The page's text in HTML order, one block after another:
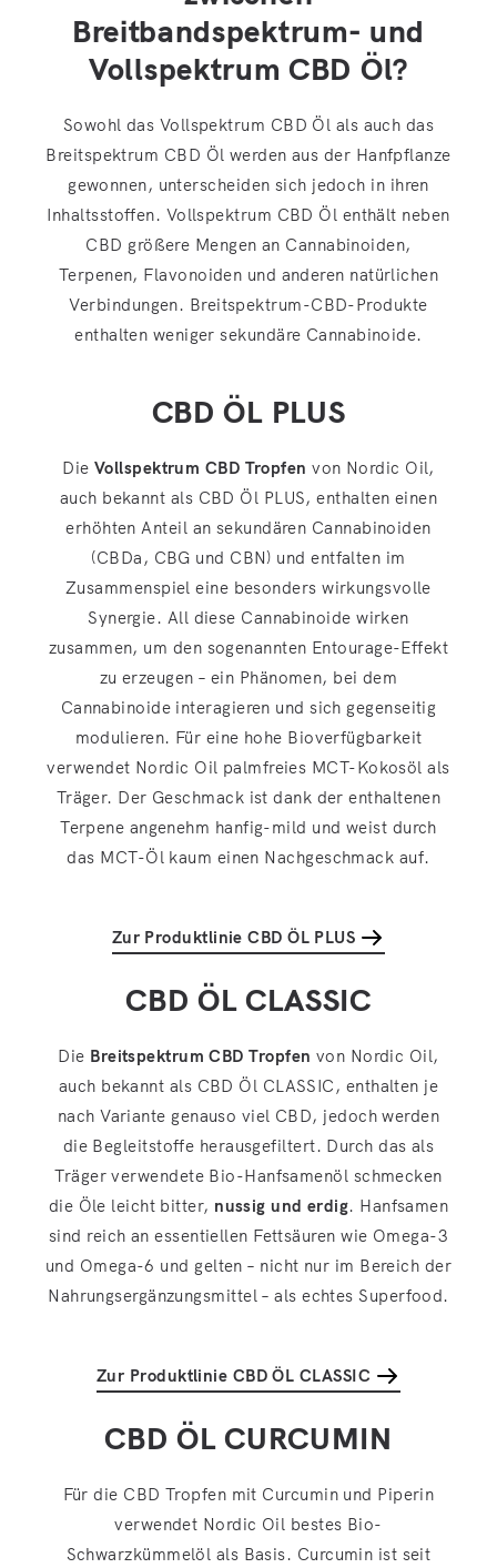
Breitbandspektrum- und
Vollspektrum CBD Öl?
Sowohl das Vollspektrum CBD Öl als auch das
Breitspektrum CBD Öl werden aus der Hanfpflanze
gewonnen, unterscheiden sich jedoch in ihren
Inhaltsstoffen. Vollspektrum CBD Öl enthält neben
CBD größere Mengen an Cannabinoiden,
Terpenen, Flavonoiden und anderen natürlichen
Verbindungen. Breitspektrum-CBD-Produkte
enthalten weniger sekundäre Cannabinoide.
CBD ÖL PLUS
Die Vollspektrum CBD Tropfen von Nordic Oil,
auch bekannt als CBD Öl PLUS, enthalten einen
erhöhten Anteil an sekundären Cannabinoiden
(CBDa, CBG und CBN) und entfalten im
Zusammenspiel eine besonders wirkungsvolle
Synergie. All diese Cannabinoide wirken
zusammen, um den sogenannten Entourage-Effekt
zu erzeugen – ein Phänomen, bei dem
Cannabinoide interagieren und sich gegenseitig
modulieren. Für eine hohe Bioverfügbarkeit
verwendet Nordic Oil palmfreies MCT-Kokosöl als
Träger. Der Geschmack ist dank der enthaltenen
Terpene angenehm hanfig-mild und weist durch
das MCT-Öl kaum einen Nachgeschmack auf.
Zur Produktlinie CBD ÖL PLUS
CBD ÖL CLASSIC
Die Breitspektrum CBD Tropfen von Nordic Oil,
auch bekannt als CBD Öl CLASSIC, enthalten je
nach Variante genauso viel CBD, jedoch werden
die Begleitstoffe herausgefiltert. Durch das als
Träger verwendete Bio-Hanfsamenöl schmecken
die Öle leicht bitter, nussig und erdig. Hanfsamen
sind reich an essentiellen Fettsäuren wie Omega-3
und Omega-6 und gelten – nicht nur im Bereich der
Nahrungsergänzungsmittel – als echtes Superfood.
Zur Produktlinie CBD ÖL CLASSIC
CBD ÖL CURCUMIN
Für die CBD Tropfen mit Curcumin und Piperin
verwendet Nordic Oil bestes Bio-
Schwarzkümmelöl als Basis. Curcumin ist seit